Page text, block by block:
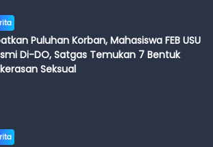
Puluhan Korban, Mahasiswa FEB USU
Di-DO, Satgas Temukan 7 Bentuk
Seksual